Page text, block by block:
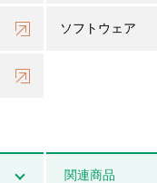
ソフトウェア
関連商品